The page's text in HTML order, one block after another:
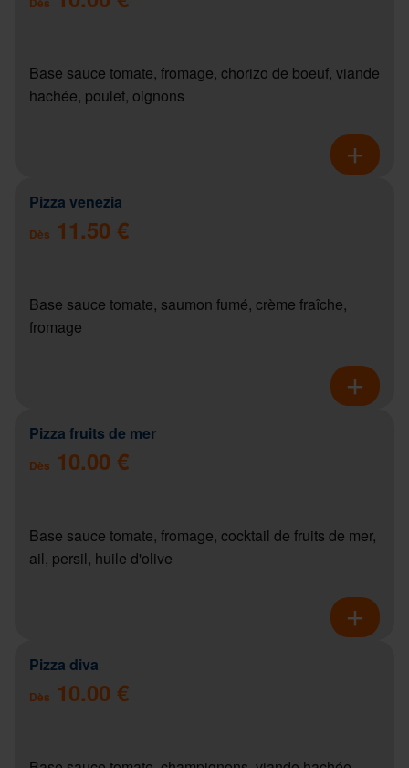
Base sauce tomate, fromage, chorizo de boeuf, viande
hachée, poulet, oignons
Pizza venezia
Dès 11.50 €
Base sauce tomate, saumon fumé, crème fraîche,
fromage
Pizza fruits de mer
Dès 10.00 €
Base sauce tomate, fromage, cocktail de fruits de mer,
ail, persil, huile d'olive
Pizza diva
Dès 10.00 €